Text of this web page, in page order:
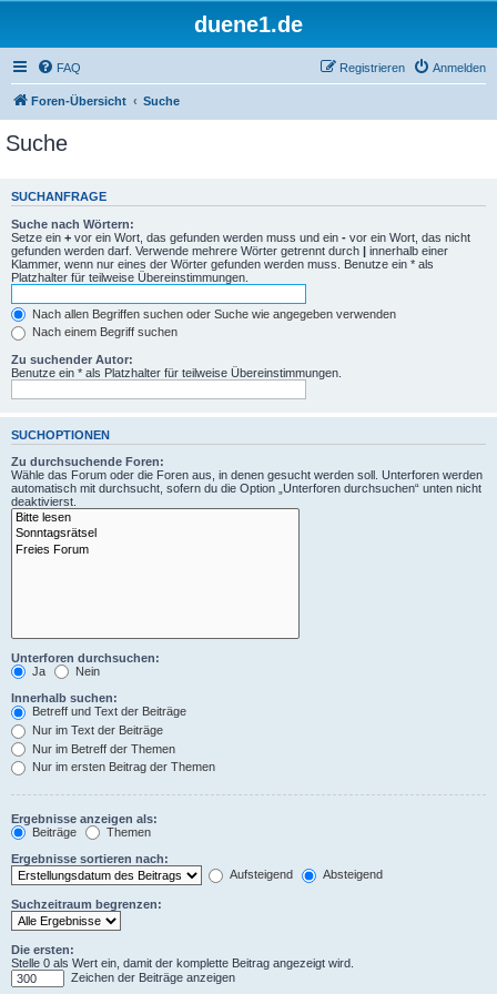
duene1.de
FAQ Anmelden
Registrieren
Foren-Übersicht Suche
Suche
SUCHANFRAGE
Suche nach Wörtern:
Setze ein + vor ein Wort, das gefunden werden muss und ein - vor ein Wort, das nicht
gefunden werden darf. Verwende mehrere Wörter getrennt durch | innerhalb einer
Klammer, wenn nur eines der Wörter gefunden werden muss. Benutze ein * als
Platzhalter für teilweise Übereinstimmungen.
Nach allen Begriffen suchen oder Suche wie angegeben verwenden
Nach einem Begriff suchen
Zu suchender Autor:
Benutze ein * als Platzhalter für teilweise Übereinstimmungen.
SUCHOPTIONEN
Zu durchsuchende Foren:
Wähle das Forum oder die Foren aus, in denen gesucht werden soll. Unterforen werden
automatisch mit durchsucht, sofern du die Option „Unterforen durchsuchen“ unten nicht
deaktivierst.
Unterforen durchsuchen:
Ja
Nein
Innerhalb suchen:
Betreff und Text der Beiträge
Nur im Text der Beiträge
Nur im Betreff der Themen
Nur im ersten Beitrag der Themen
Ergebnisse anzeigen als:
Beiträge
Themen
Ergebnisse sortieren nach:
Aufsteigend
Absteigend
Suchzeitraum begrenzen:
Die ersten:
Stelle 0 als Wert ein, damit der komplette Beitrag angezeigt wird.
Zeichen der Beiträge anzeigen